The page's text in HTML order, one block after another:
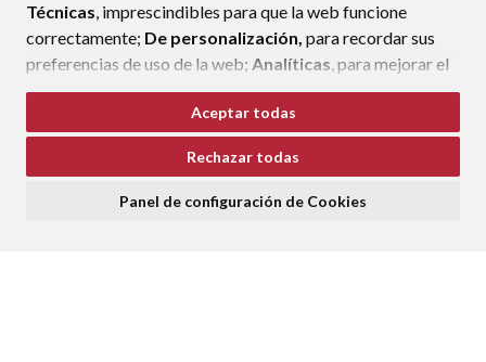
Técnicas, imprescindibles para que la web funcione
correctamente; De personalización, para recordar sus
preferencias de uso de la web; Analíticas, para mejorar el
funcionamiento de la web y sus servicios.
Si acepta pulsando el botón“Aceptar todas”
consideramos que acepta su uso. Si pulsa el botón
ninguna acción, se guardarán las cookies técnicas
Aceptar todas
Rechazar todas
Panel de configuración de Cookies